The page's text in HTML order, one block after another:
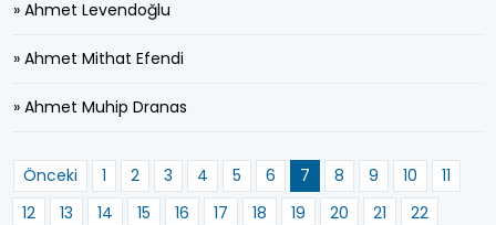
» Ahmet Levendoğlu
» Ahmet Mithat Efendi
» Ahmet Muhip Dranas
Önceki 1 2 3 4 5 6 7 8 9 10
11
12
13 14 15 16 17 18 19 20 21
22